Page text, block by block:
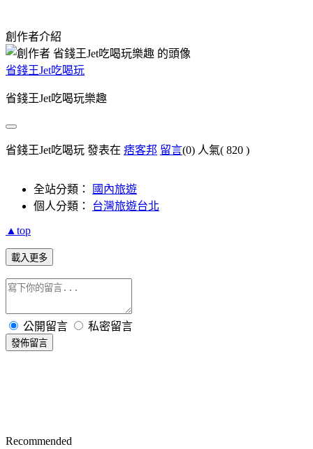
創作者介紹
省錢王Jet吃喝玩
省錢王Jet吃喝玩樂趣
省錢王Jet吃喝玩 發表在 痞客邦 留言(0) 人氣( 820 )
全站分類：
國內旅遊
個人分類： 台灣旅遊台北
▲top
載入更多
公開留言 私密留言
發佈留言
Recommended